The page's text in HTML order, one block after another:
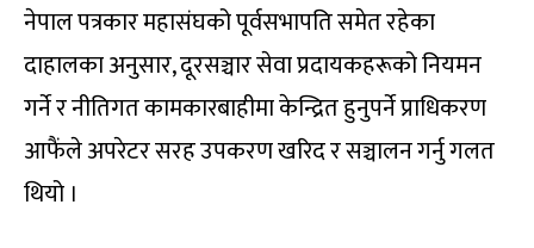
नेपाल पत्रकार महासंघको पूर्वसभापति समेत रहेका
दाहालका अनुसार, दूरसञ्चार सेवा प्रदायकहरूको नियमन
गर्ने र नीतिगत कामकारबाहीमा केन्द्रित हुनुपर्ने प्राधिकरण
आफैंले अपरेटर सरह उपकरण खरिद र सञ्चालन गर्नु गलत
थियो ।